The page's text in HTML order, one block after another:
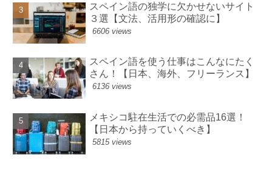
スペイン語の独学に欠かせないサイト
３選【文法、活用形の確認に】
6606 views
スペイン語を使う仕事はこんなにたく
さん！【日本、海外、フリーランス】
6136 views
メキシコ駐在生活での必需品16選！
【日本から持っていくべき】
5815 views